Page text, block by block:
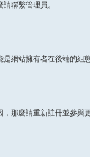
聯繫管理員。
網站擁有者在後端的組
那麼請重新註冊並參與更